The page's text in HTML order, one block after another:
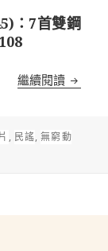
：7首雙鋼
繼續閱讀 巴爾
, 民謠,無窮動
首雙鋼琴小宇宙